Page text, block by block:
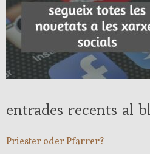
entrades recents al
Priester oder Pfarrer?